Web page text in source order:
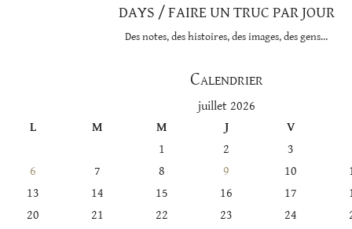
DAYS / FAIRE UN TRUC PAR JOUR
Des notes, des histoires, des images, des gens…
Calendrier
juillet 2026
L
M M J
V
1
2
3
6
7 8 9 10
13
14 15 16 17
20
21 22 23 24